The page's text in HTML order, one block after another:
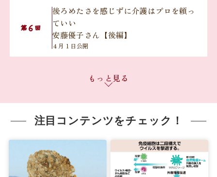
第６ 回
後ろめたさを感じずに介護はプロを頼っ
ていい
安藤優子さん【後編】
４月１日公開
ム介護』を実践
４月15日公開
第８回
無理のない役割分担で『きょうだいチー
ム介護』を実践
岸本葉子さん【後編】
４月22日公開
もっと見る
注目コンテンツをチェック！